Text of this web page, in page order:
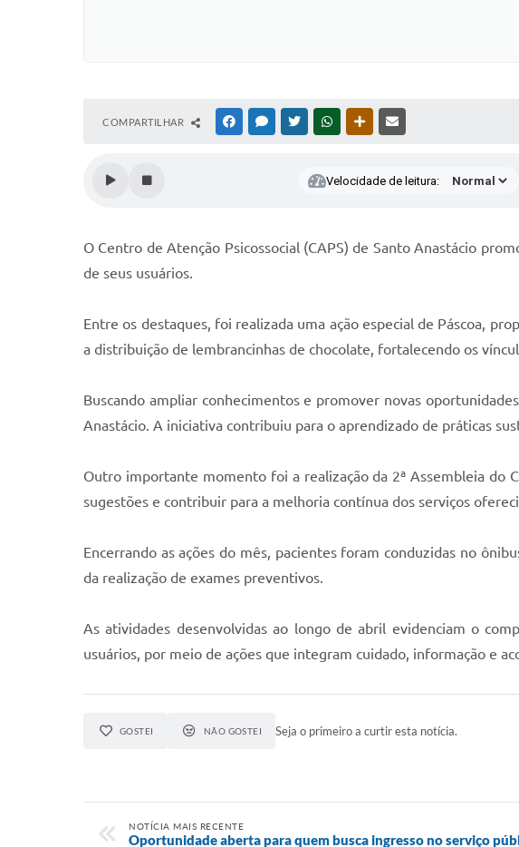
COMPARTILHAR FACEBOOKMESSENGER
TWITTERWHATSAPPOUTRAS MÍDIAS
Velocidade de leitura:
O Centro de Atenção Psicossocial (CAPS) de Santo Anastácio
de seus usuários.
Entre os destaques, foi realizada uma ação especial de Páscoa,
a distribuição de lembrancinhas de chocolate, fortalecendo os
Buscando ampliar conhecimentos e promover novas
Anastácio. A iniciativa contribuiu para o aprendizado de práticas
Outro importante momento foi a realização da 2ª Assembleia do
sugestões e contribuir para a melhoria contínua dos serviços
Encerrando as ações do mês, pacientes foram conduzidas no
da realização de exames preventivos.
As atividades desenvolvidas ao longo de abril evidenciam o
usuários, por meio de ações que integram cuidado, informação e
GOSTEI NÃO GOSTEI Seja o primeiro a curtir esta notícia.
NOTÍCIA MAIS RECENTE
Oportunidade aberta para quem busca ingresso no serviço